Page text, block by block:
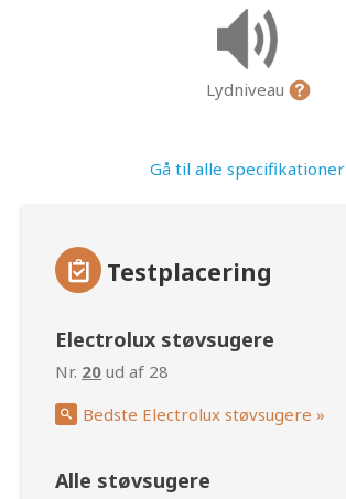
Lydniveau
Gå til alle specifikationer
Testplacering
Electrolux støvsugere
Nr. 20 ud af 28
Bedste Electrolux støvsugere »
Alle støvsugere